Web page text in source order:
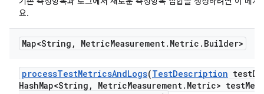
요.
Map<String , MetricMeasurement. Metric . Builder>
processTestMetricsAndLogs(TestDescription test
HashMap<String , MetricMeasurement. Metric> test